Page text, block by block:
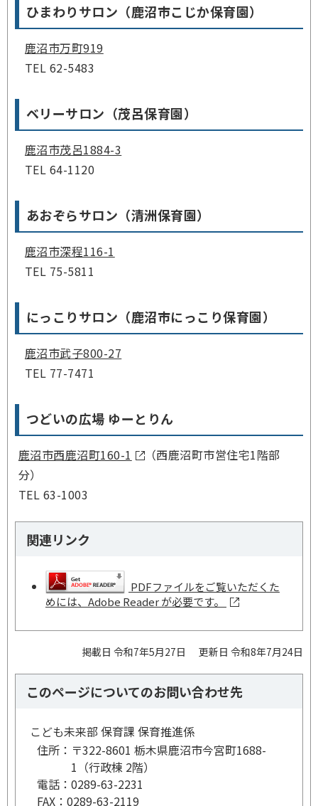
ひまわりサロン（鹿沼市こじか保育園）
鹿沼市万町919
TEL 62-5483
ベリーサロン（茂呂保育園）
鹿沼市茂呂1884-3
TEL 64-1120
あおぞらサロン（清洲保育園）
鹿沼市深程116-1
TEL 75-5811
にっこりサロン（鹿沼市にっこり保育園）
鹿沼市武子800-27
TEL 77-7471
つどいの広場 ゆーとりん
鹿沼市西鹿沼町160-1
（西鹿沼町市営住宅1階部
分）
TEL 63-1003
関連リンク
PDFファイルをご覧いただくた
めには、Adobe Reader が必要です。
掲載日 令和7年5月27日 更新日 令和8年7月24日
このページについてのお問い合わせ先
こども未来部 保育課 保育推進係
住所： 〒322-8601 栃木県鹿沼市今宮町1688-
1（行政棟 2階）
電話： 0289-63-2231
FAX： 0289-63-2119